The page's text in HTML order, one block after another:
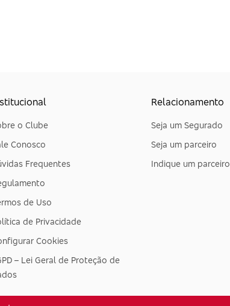
o Clube
Conosco
Frequentes
de Uso
de Privacidade
Cookies
– Lei Geral de Proteção de
Relacionamento
Seja um Segurado
Seja um parceiro
Indique um parceiro